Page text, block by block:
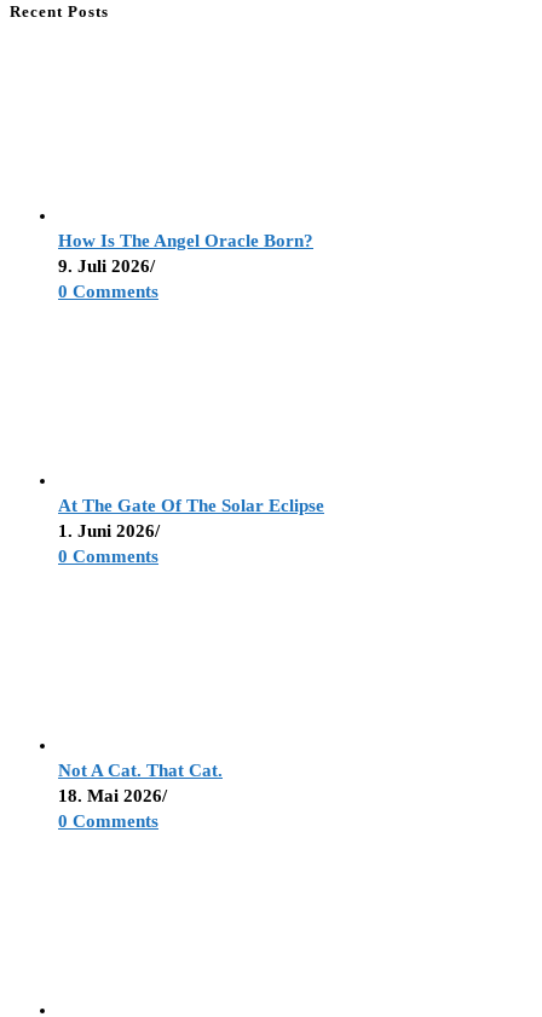
Recent Posts
How Is The Angel Oracle Born?
9. Juli 2026/
0 Comments
At The Gate Of The Solar Eclipse
1. Juni 2026/
0 Comments
Not A Cat. That Cat.
18. Mai 2026/
0 Comments